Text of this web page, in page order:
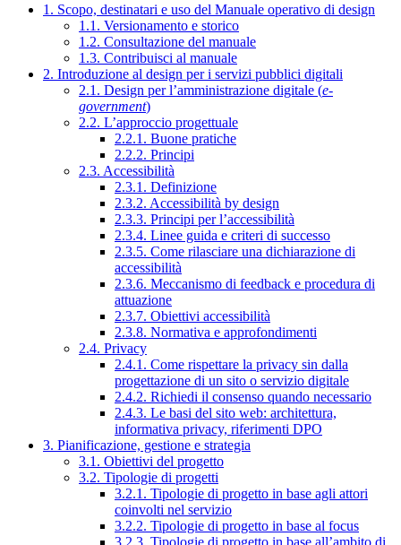
1. Scopo, destinatari e uso del Manuale operativo di design
1.1. Versionamento e storico
1.2. Consultazione del manuale
1.3. Contribuisci al manuale
2. Introduzione al design per i servizi pubblici digitali
2.1. Design per l’amministrazione digitale (e-
government)
2.2. L’approccio progettuale
2.2.1. Buone pratiche
2.2.2. Principi
2.3. Accessibilità
2.3.1. Definizione
2.3.2. Accessibilità by design
2.3.3. Principi per l’accessibilità
2.3.4. Linee guida e criteri di successo
2.3.5. Come rilasciare una dichiarazione di
accessibilità
2.3.6. Meccanismo di feedback e procedura di
attuazione
2.3.7. Obiettivi accessibilità
2.3.8. Normativa e approfondimenti
2.4. Privacy
2.4.1. Come rispettare la privacy sin dalla
progettazione di un sito o servizio digitale
2.4.2. Richiedi il consenso quando necessario
2.4.3. Le basi del sito web: architettura,
informativa privacy, riferimenti DPO
3. Pianificazione, gestione e strategia
3.1. Obiettivi del progetto
3.2. Tipologie di progetti
3.2.1. Tipologie di progetto in base agli attori
coinvolti nel servizio
3.2.2. Tipologie di progetto in base al focus
3.2.3. Tipologie di progetto in base all’ambito di